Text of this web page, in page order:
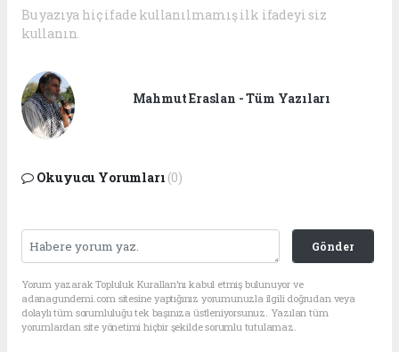
Bu yazıya hiç ifade kullanılmamış ilk ifadeyi siz
kullanın.
Mahmut Eraslan - Tüm Yazıları
Okuyucu Yorumları (0)
Gönder
Yorum yazarak Topluluk Kuralları’nı kabul etmiş bulunuyor ve
adanagundemi.com sitesine yaptığınız yorumunuzla ilgili doğrudan veya
dolaylı tüm sorumluluğu tek başınıza üstleniyorsunuz. Yazılan tüm
yorumlardan site yönetimi hiçbir şekilde sorumlu tutulamaz.